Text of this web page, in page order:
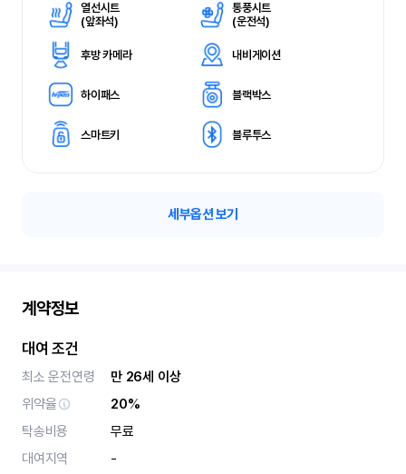
열선시트
(앞좌석)
통풍시트
(운전석)
후방 카메라 내비게이션
하이패스 블랙박스
스마트키 블루투스
세부옵션 보기
계약정보
대여 조건
최소 운전연령
만 26세 이상
위약율
20%
탁송비용
무료
대여지역
-